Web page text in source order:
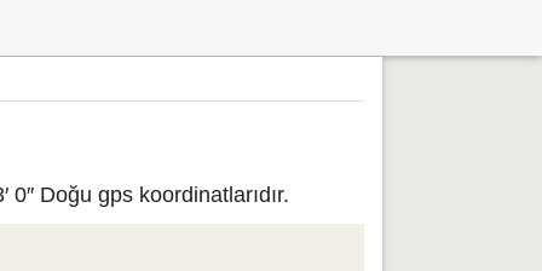
Doğu gps koordinatlarıdır.